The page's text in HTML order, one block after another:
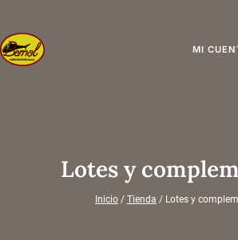
contenido
MI
Lotes y
Inicio / Tienda / Lotes y